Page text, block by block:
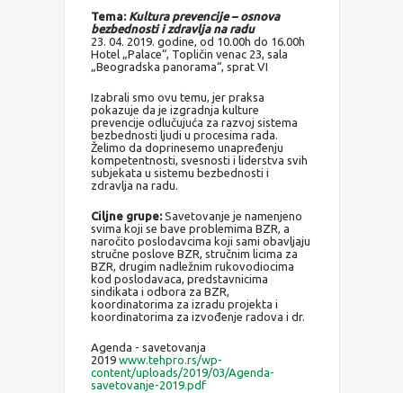
Tema: Kultura prevencije – osnova
bezbednosti i zdravlja na radu
23. 04. 2019. godine, od 10.00h do 16.00h
Hotel „Palace“, Topličin venac 23, sala
„Beogradska panorama“, sprat VI
Izabrali smo ovu temu, jer praksa
pokazuje da je izgradnja kulture
prevencije odlučujuća za razvoj sistema
bezbednosti ljudi u procesima rada.
Želimo da doprinesemo unapređenju
kompetentnosti, svesnosti i liderstva svih
subjekata u sistemu bezbednosti i
zdravlja na radu.
Ciljne grupe:Savetovanje je namenjeno
svima koji se bave problemima BZR, a
naročito poslodavcima koji sami obavljaju
stručne poslove BZR, stručnim licima za
BZR, drugim nadležnim rukovodiocima
kod poslodavaca, predstavnicima
sindikata i odbora za BZR,
koordinatorima za izradu projekta i
koordinatorima za izvođenje radova i dr.
Agenda - savetovanja
2019 www.tehpro.rs/wp-
content/uploads/2019/03/Agenda-
savetovanje-2019.pdf